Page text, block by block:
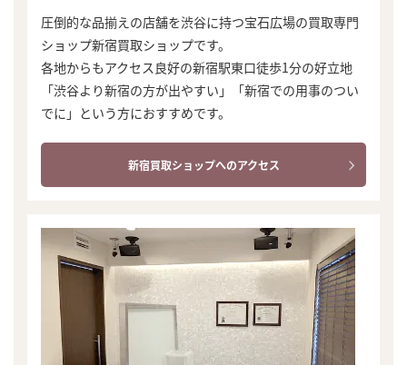
圧倒的な品揃えの店舗を渋谷に持つ宝石広場の買取専門
ショップ新宿買取ショップです。
各地からもアクセス良好の新宿駅東口徒歩1分の好立地
「渋谷より新宿の方が出やすい」「新宿での用事のつい
でに」という方におすすめです。
新宿買取ショップへのアクセス
まずは
かんたん30秒でお試し査定